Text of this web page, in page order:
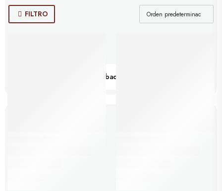
Barbacoas
FILTRO